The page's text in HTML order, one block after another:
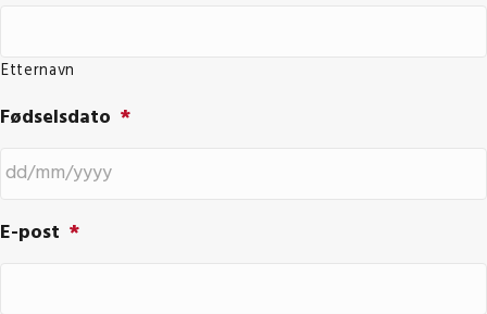
Etternavn
Fødselsdato *
slash
E-post *